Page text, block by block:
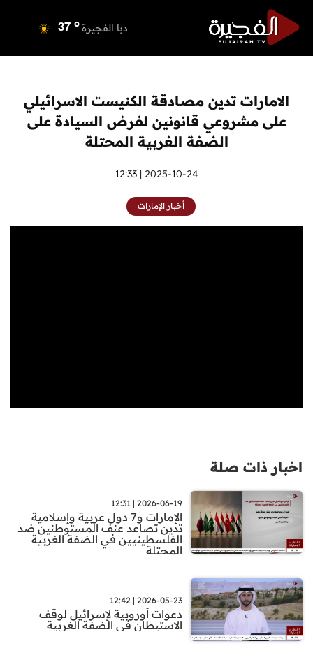
دبا الفجيرة 37 o
أم القيوين 37 o
راس الخيمةo
الامارات تدين مصادقة الكنيست الاسرائيلي
على مشروعي قانونين لفرض السيادة على
الضفة الغربية المحتلة
2025-10-24 | 12:33
أخبار الإمارات
اخبار ذات صلة
2026-06-19 | 12:31
الإمارات و7 دول عربية وإسلامية
تدين تصاعد عنف المستوطنين ضد
الفلسطينيين في الضفة الغربية
المحتلة
2026-05-23 | 12:42
دعوات أوروبية لإسرائيل لوقف
الاستيطان في الضفة الغربية